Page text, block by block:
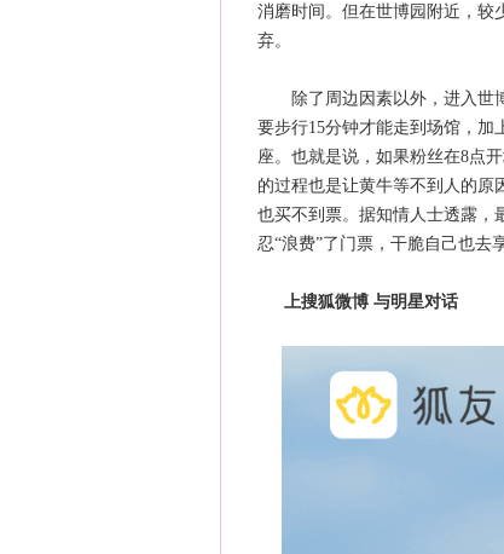
消磨时间。但在世博园附近，较
弃。
除了周边因素以外，进入世博
要步行15分钟才能走到场馆，加
座。也就是说，如果粉丝在8点
的过程也是让黄牛等不到人的原
也买不到票。据知情人士透露，
忍“浪费”了门票，干脆自己也去
上搜狐微博 与明星对话